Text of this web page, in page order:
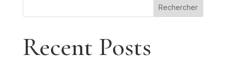
Rechercher
Recent Posts